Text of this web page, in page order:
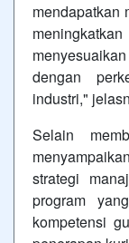
mendapatkan
dengan
industri,"
Selain
strategi
program
kompetensi